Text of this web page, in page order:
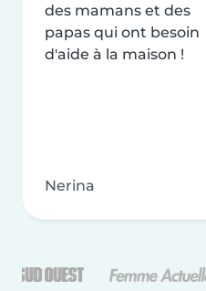
des mamans et des
papas qui ont besoin
d'aide à la maison !
Nerina